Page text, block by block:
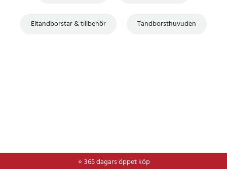
Eltandborstar & tillbehör Tandborsthuvuden
⭐ 365 dagars öppet köp
⭐Frakt 49kr *